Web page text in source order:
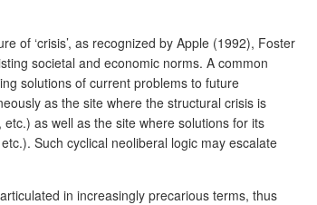
of ‘crisis’, as recognized by Apple (1992), Foster
societal and economic norms. A common
solutions of current problems to future
as the site where the structural crisis is
as well as the site where solutions for its
Such cyclical neoliberal logic may escalate
in increasingly precarious terms, thus